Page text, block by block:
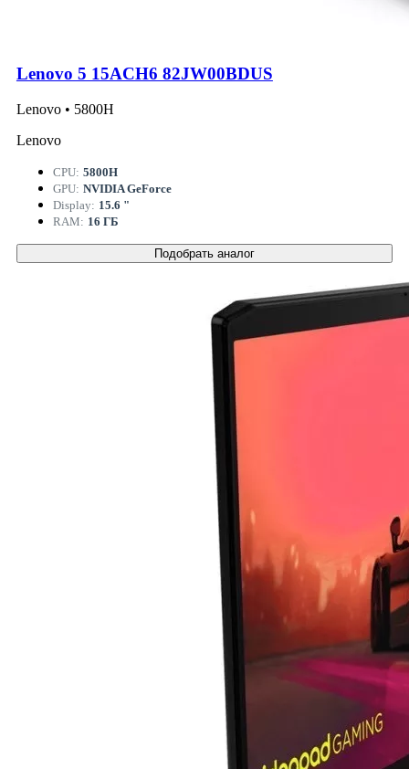
Lenovo 5 15ACH6 82JW00BDUS
Lenovo • 5800H
Lenovo
CPU: 5800H
GPU: NVIDIA GeForce
Display: 15.6 "
RAM: 16 ГБ
Подобрать аналог